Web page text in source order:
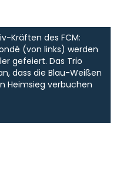
Kräften des FCM:
(von links) werden
gefeiert. Das Trio
dass die Blau-Weißen
Heimsieg verbuchen